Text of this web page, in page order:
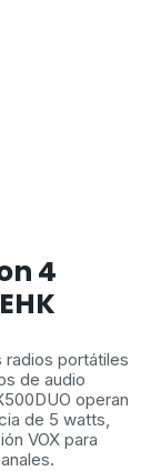
4
radios portátiles
de audio
operan
de 5 watts,
VOX para